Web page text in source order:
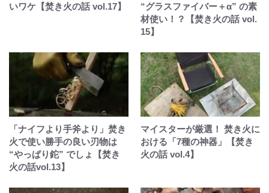
いワケ【焚き火の話 vol.17】
“グラスファイバー＋α” の素
材使い！？【焚き火の話 vol.
15】
「ナイフより手斧より」焚き
火で使い勝手の良い刃物は
“やっぱり鉈” でしょ【焚き
火の話vol.13】
マイスターが厳選！ 焚き火に
おける「7種の神器」【焚き
火の話 vol.4】